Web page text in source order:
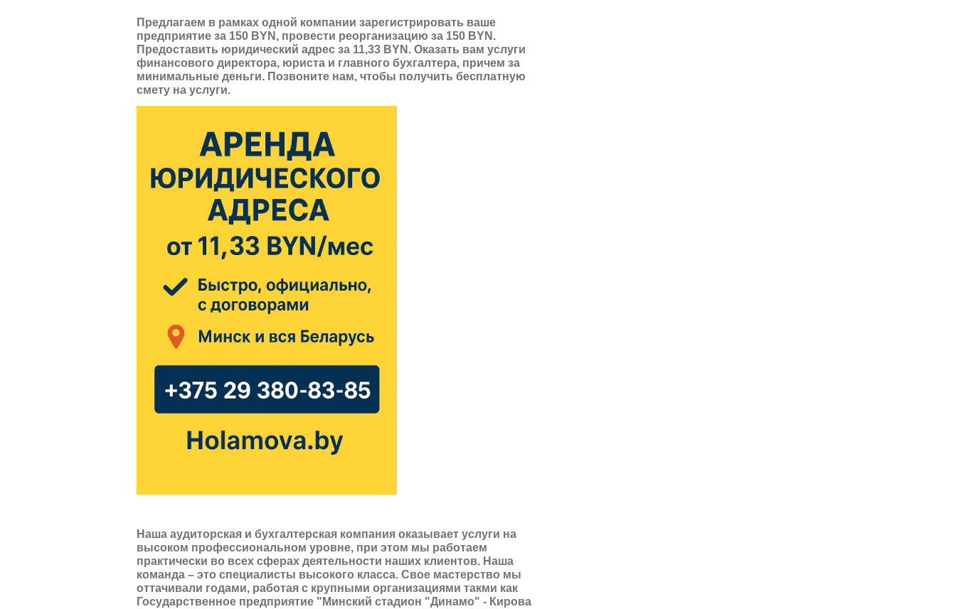
Предлагаем в рамках одной компании зарегистрировать ваше
предприятие за 150 BYN, провести реорганизацию за 150 BYN.
Предоставить юридический адрес за 11,33 BYN. Оказать вам услуги
финансового директора, юриста и главного бухгалтера, причем за
минимальные деньги. Позвоните нам, чтобы получить бесплатную
смету на услуги.
Наша аудиторская и бухгалтерская компания оказывает услуги на
высоком профессиональном уровне, при этом мы работаем
практически во всех сферах деятельности наших клиентов. Наша
команда – это специалисты высокого класса. Свое мастерство мы
оттачивали годами, работая с крупными организациями такми как
Государственное предприятие "Минский стадион "Динамо" - Кирова